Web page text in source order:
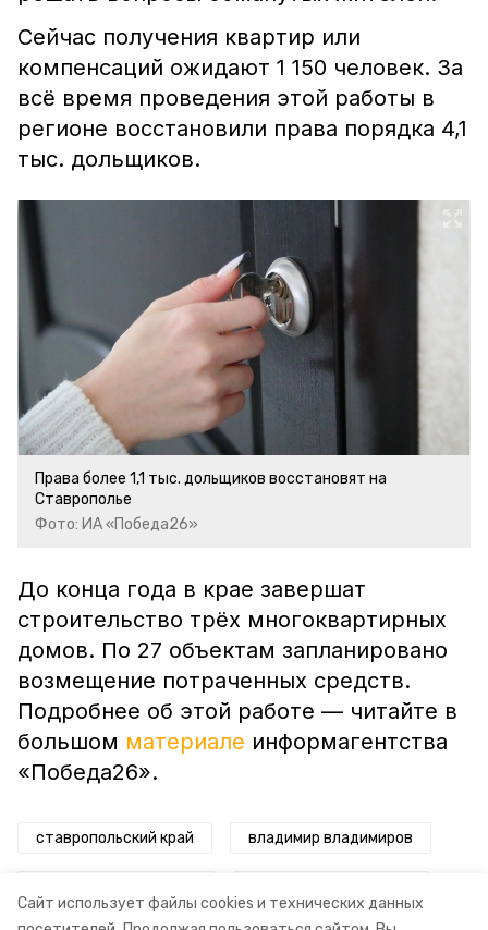
Сайт использует файлы cookies и технических данных
Сейчас получения квартир или
компенсаций ожидают 1 150 человек. За
всё время проведения этой работы в
регионе восстановили права порядка 4,1
тыс. дольщиков.
Права более 1,1 тыс. дольщиков восстановят на
Ставрополье
Фото: ИА «Победа26»
До конца года в крае завершат
строительство трёх многоквартирных
домов. По 27 объектам запланировано
возмещение потраченных средств.
Подробнее об этой работе — читайте в
большом материале информагентства
«Победа26».
ставропольский край владимир владимиров